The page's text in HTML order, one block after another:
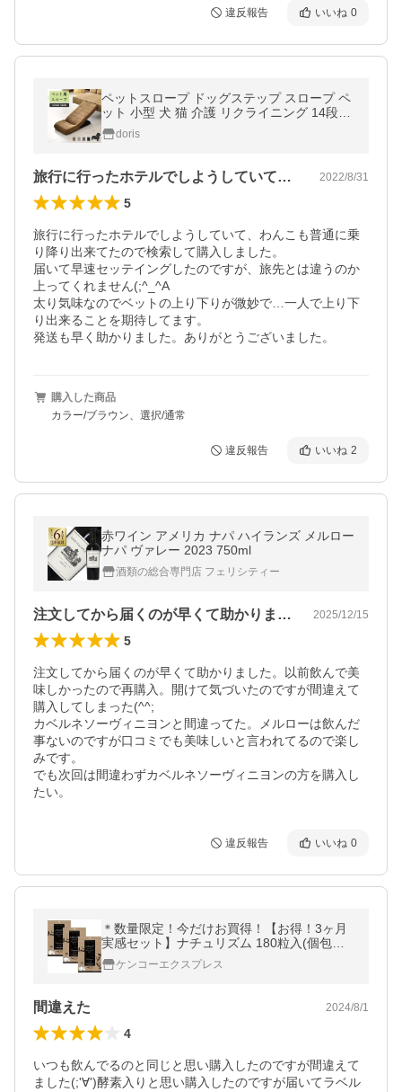
違反報告 いいね 0
ペットスロープ ドッグステップ スロープ ペ
ット 小型 犬 猫 介護 リクライニング 14段階
滑り止め加工 角度調節 北欧 プレゼント サリ
タdoris
旅行に行ったホテルでしようしていて、わ… 2022/8/31
5
旅行に行ったホテルでしようしていて、わんこも普通に乗
り降り出来てたので検索して購入しました。
届いて早速セッテイングしたのですが、旅先とは違うのか
上ってくれません(;^_^A
太り気味なのでベットの上り下りが微妙で…一人で上り下
り出来ることを期待してます。
発送も早く助かりました。ありがとうございました。
購入した商品
カラー/ブラウン、選択/通常
違反報告 いいね 2
赤ワイン アメリカ ナパ ハイランズ メルロー
ナパ ヴァレー 2023 750ml
酒類の総合専門店 フェリシティー
注文してから届くのが早くて助かりました… 2025/12/15
5
注文してから届くのが早くて助かりました。以前飲んで美
味しかったので再購入。開けて気づいたのですが間違えて
購入してしまった(^^;
カベルネソーヴィニヨンと間違ってた。メルローは飲んだ
事ないのですが口コミでも美味しいと言われてるので楽し
みです。
でも次回は間違わずカベルネソーヴィニヨンの方を購入し
たい。
違反報告 いいね 0
＊数量限定！今だけお買得！【お得！3ヶ月
実感セット】ナチュリズム 180粒入(個包装6
粒×30包)×3個セット(約90日分)黒烏龍茶 サ
プリメ
ケンコーエクスプレス
間違えた 2024/8/1
4
いつも飲んでるのと同じと思い購入したのですが間違えて
ました(;'∀')酵素入りと思い購入したのですが届いてラベル